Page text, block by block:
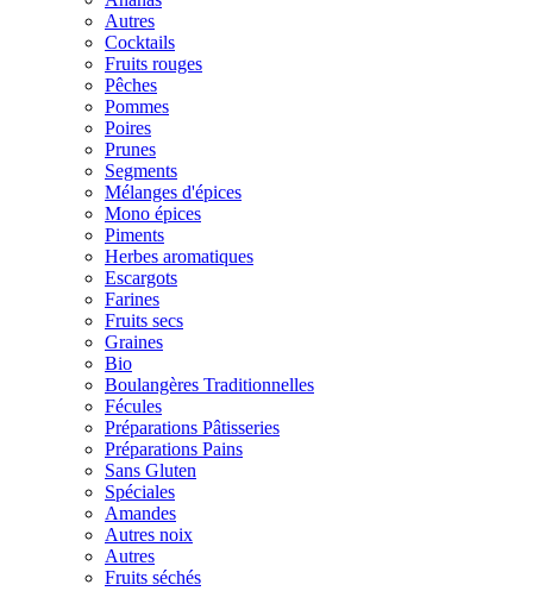
Autres
Cocktails
Fruits rouges
Pêches
Pommes
Poires
Prunes
Segments
Mélanges d'épices
Mono épices
Piments
Herbes aromatiques
Escargots
Farines
Fruits secs
Graines
Bio
Boulangères Traditionnelles
Fécules
Préparations Pâtisseries
Préparations Pains
Sans Gluten
Spéciales
Amandes
Autres noix
Autres
Fruits séchés